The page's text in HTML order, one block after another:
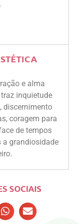
e alma
inquietude
discernimento
coragem para
de tempos
a grandiosidade
SOCIAIS